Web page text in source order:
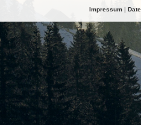
Impressum |